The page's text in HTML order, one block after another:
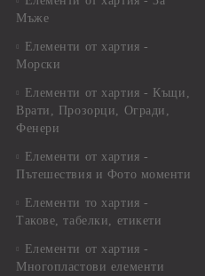
Мъже
Елементи от хартия -
Морски
Елементи от хартия - Къщи,
Врати, Прозорци, Огради,
Фенери
Елементи от хартия -
Пътешествия и Фото моменти
Елементи то хартия -
Такове, табелки, етикети
Елементи от хартия -
Многопластови елементи